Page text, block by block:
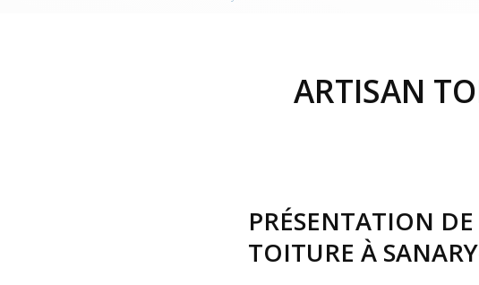
ARTISAN
PRÉSENTATION
TOITURE À